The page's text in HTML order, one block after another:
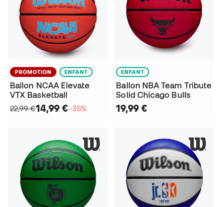
PROMOTION ENFANT
Ballon NCAA Elevate
VTX Basketball
22,99 €14,99 €−35%
ENFANT
Ballon NBA Team Tribute
Solid Chicago Bulls
19,99 €